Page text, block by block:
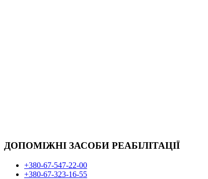
ДОПОМІЖНІ ЗАСОБИ РЕАБІЛІТАЦІЇ
+380-67-547-22-00
+380-67-323-16-55